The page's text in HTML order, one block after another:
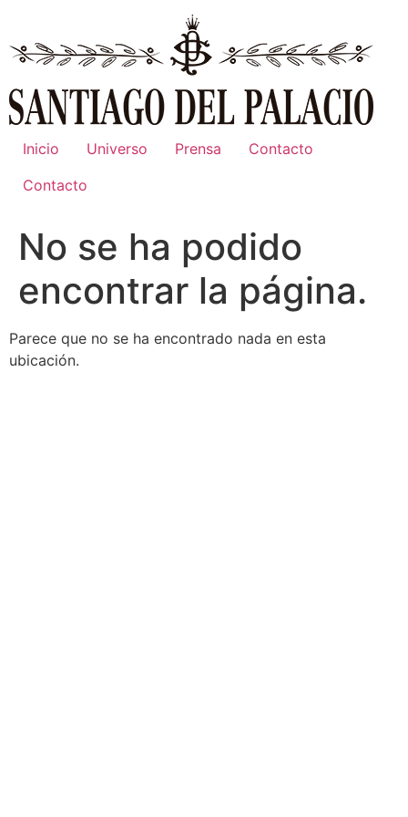
contenido
Inicio Universo Prensa
Contacto
Contacto
No se ha podido
encontrar la página.
Parece que no se ha encontrado nada en esta
ubicación.